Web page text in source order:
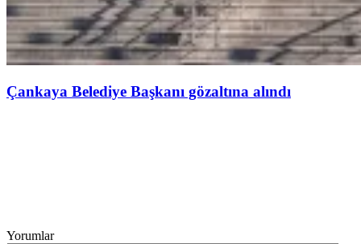
Çankaya Belediye Başkanı gözaltına alındı
Yorumlar